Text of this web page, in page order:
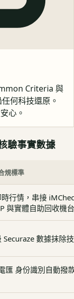
Criteria 與
何科技還原。
心。
驗事實數據
規標準
行情，串接
與實體自助回收機台
Securaze 數據抹除
匯 身份識別自動撥